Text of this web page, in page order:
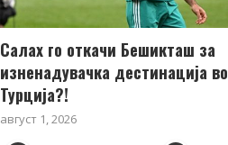
Салах го откачи Бешикташ за
изненадувачка дестинација во
Турција?!
август 1, 2026